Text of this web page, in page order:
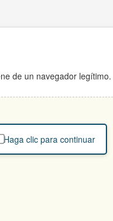
de un navegador legítimo.
Haga clic para continuar